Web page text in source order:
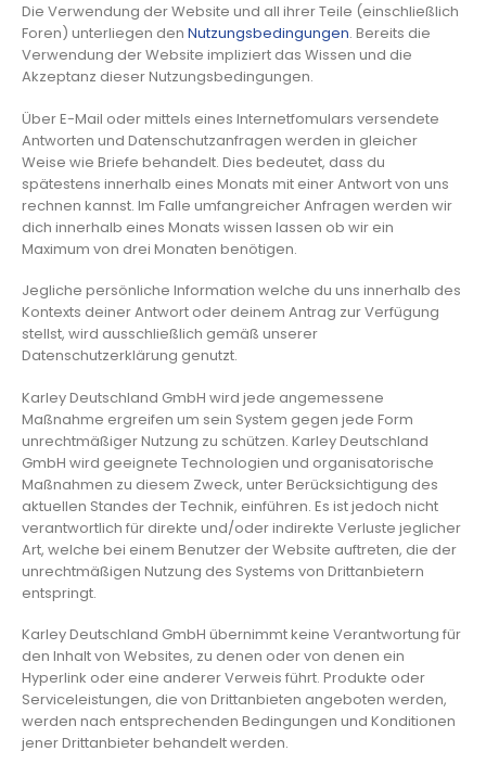
Die Verwendung der Website und all ihrer Teile (einschließlich
Foren) unterliegen den Nutzungsbedingungen. Bereits die
Verwendung der Website impliziert das Wissen und die
Akzeptanz dieser Nutzungsbedingungen.
Über E-Mail oder mittels eines Internetfomulars versendete
Antworten und Datenschutzanfragen werden in gleicher
Weise wie Briefe behandelt. Dies bedeutet, dass du
spätestens innerhalb eines Monats mit einer Antwort von uns
rechnen kannst. Im Falle umfangreicher Anfragen werden wir
dich innerhalb eines Monats wissen lassen ob wir ein
Maximum von drei Monaten benötigen.
Jegliche persönliche Information welche du uns innerhalb des
Kontexts deiner Antwort oder deinem Antrag zur Verfügung
stellst, wird ausschließlich gemäß unserer
Datenschutzerklärung genutzt.
Karley Deutschland GmbH wird jede angemessene
Maßnahme ergreifen um sein System gegen jede Form
unrechtmäßiger Nutzung zu schützen. Karley Deutschland
GmbH wird geeignete Technologien und organisatorische
Maßnahmen zu diesem Zweck, unter Berücksichtigung des
aktuellen Standes der Technik, einführen. Es ist jedoch nicht
verantwortlich für direkte und/oder indirekte Verluste jeglicher
Art, welche bei einem Benutzer der Website auftreten, die der
unrechtmäßigen Nutzung des Systems von Drittanbietern
entspringt.
Karley Deutschland GmbH übernimmt keine Verantwortung für
den Inhalt von Websites, zu denen oder von denen ein
Hyperlink oder eine anderer Verweis führt. Produkte oder
Serviceleistungen, die von Drittanbieten angeboten werden,
werden nach entsprechenden Bedingungen und Konditionen
jener Drittanbieter behandelt werden.